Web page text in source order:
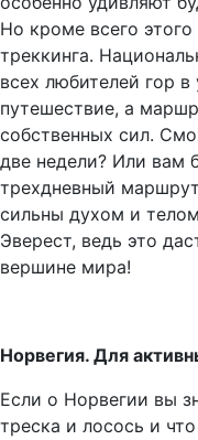
Но кроме всего
треккинга.
всех любителей гор в
путешествие, а
собственных сил.
две недели? Или вам
трехдневный
сильны духом и
Эверест, ведь это
вершине мира!
Норвегия. Для
Если о Норвегии вы
треска и лосось и